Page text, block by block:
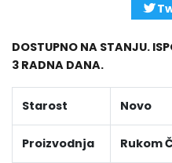
DOSTUPNO NA STANJU.
3 RADNA DANA.
Starost Novo
Proizvodnja Rukom